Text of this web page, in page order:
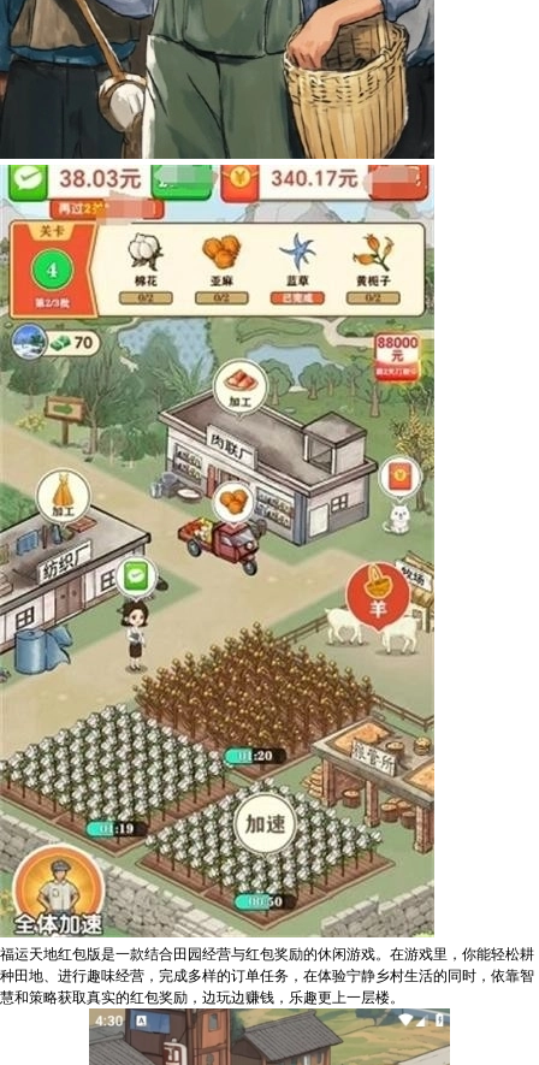
福运天地红包版是一款结合田园经营与红包奖励的休闲游戏。在游戏里，你能轻松耕
种田地、进行趣味经营，完成多样的订单任务，在体验宁静乡村生活的同时，依靠智
慧和策略获取真实的红包奖励，边玩边赚钱，乐趣更上一层楼。